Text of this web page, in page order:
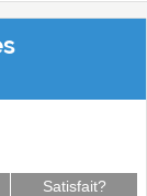
Satisfait?